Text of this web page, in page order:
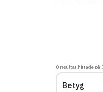
0 resultat hittade på
Betyg